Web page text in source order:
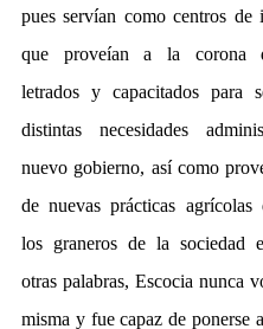
pues servían como centros de
que proveían a la corona
letrados y capacitados para
distintas necesidades
nuevo gobierno, así como
de nuevas prácticas agrícolas
los graneros de la sociedad
otras palabras, Escocia nunca
misma y fue capaz de ponerse